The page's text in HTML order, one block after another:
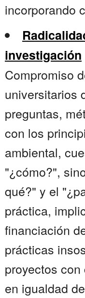
incorporando
investigación
Compromiso
universitarios
preguntas,
con los
ambiental,
"¿cómo?",
qué?" y el
práctica,
financiación
prácticas
proyectos
en igualdad